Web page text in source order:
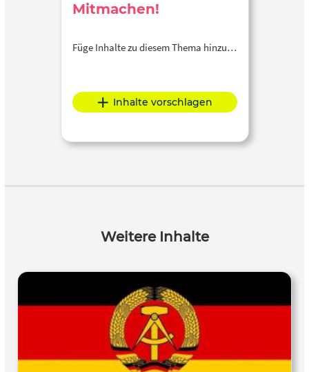
Mitmachen!
Füge Inhalte zu diesem Thema hinzu…
Inhalte vorschlagen
Weitere Inhalte